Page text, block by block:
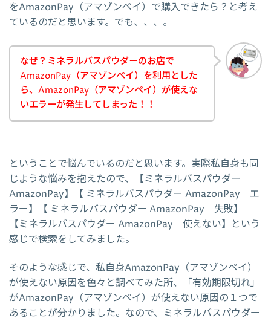
をAmazonPay（アマゾンペイ）で購入できたら？と考え
ているのだと思います。でも、、、。
なぜ？ミネラルバスパウダーのお店で
AmazonPay（アマゾンペイ）を利用とした
ら、AmazonPay（アマゾンペイ）が使えな
いエラーが発生してしまった！！
ということで悩んでいるのだと思います。実際私自身も同
じような悩みを抱えたので、【ミネラルバスパウダー
AmazonPay】【 ミネラルバスパウダー AmazonPay エ
ラー】【 ミネラルバスパウダー AmazonPay 失敗】
【ミネラルバスパウダー AmazonPay 使えない】という
感じで検索をしてみました。
そのような感じで、私自身AmazonPay（アマゾンペイ）
が使えない原因を色々と調べてみた所、「有効期限切れ」
がAmazonPay（アマゾンペイ）が使えない原因の１つで
あることが分かりました。なので、ミネラルバスパウダー